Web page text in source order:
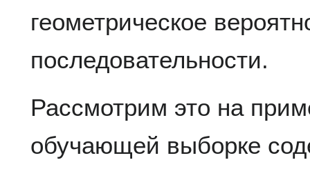
геометрическое
последовательности.
Рассмотрим это на
обучающей выборке